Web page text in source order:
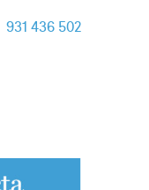
931 436 502